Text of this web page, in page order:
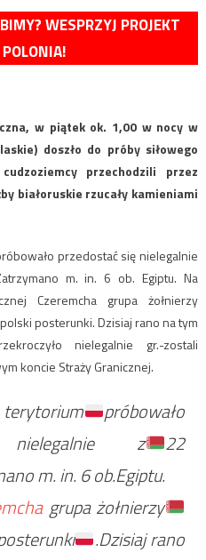
WESPRZYJ PROJEKT
w piątek ok. 1,00 w nocy w
doszło do próby siłowego
przechodzili przez
białoruskie rzucały kamieniami
przedostać się nielegalnie
m. in. 6 ob. Egiptu. Na
Czeremcha grupa żołnierzy
posterunki. Dzisiaj rano na tym
nielegalnie gr.-zostali
koncie Straży Granicznej.
próbowało
z
22
m. in. 6 ob.Egiptu.
grupa żołnierzy
.Dzisiaj rano